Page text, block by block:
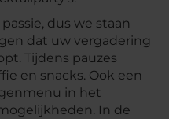
dus we staan
dat uw vergadering
Tijdens pauzes
en snacks. Ook een
in het
In de